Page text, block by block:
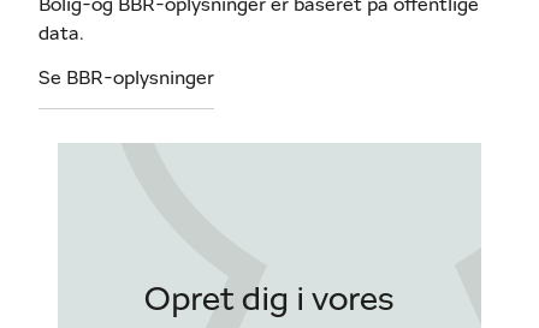
Bolig-og BBR-oplysninger er baseret pa offentlige
data.
Se BBR-oplysninger
Opret dig i vores